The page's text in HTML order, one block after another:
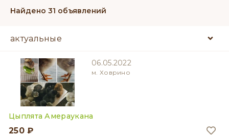
Найдено 31 объявлений
06.05.2022
м. Ховрино
Цыплята Амераукана
250 ₽